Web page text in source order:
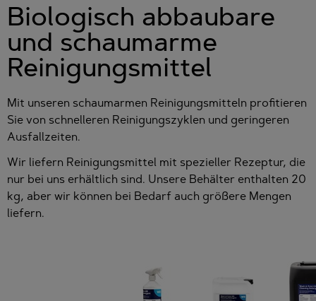
Biologisch abbaubare
und schaumarme
Reinigungsmittel
Mit unseren schaumarmen Reinigungsmitteln profitieren
Sie von schnelleren Reinigungszyklen und geringeren
Ausfallzeiten.
Wir liefern Reinigungsmittel mit spezieller Rezeptur, die
nur bei uns erhältlich sind. Unsere Behälter enthalten 20
kg, aber wir können bei Bedarf auch größere Mengen
liefern.